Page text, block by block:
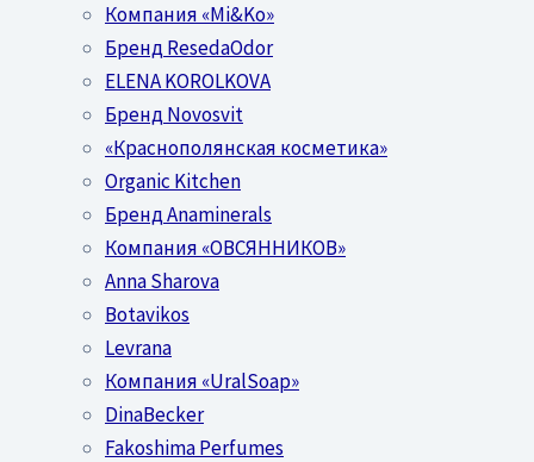
Компания «Mi&Ko»
Бренд ResedaOdor
ELENA KOROLKOVA
Бренд Novosvit
«Краснополянская косметика»
Organic Kitchen
Бренд Anaminerals
Компания «ОВСЯННИКОВ»
Anna Sharova
Botavikos
Levrana
Компания «UralSoap»
DinaBecker
Fakoshima Perfumes